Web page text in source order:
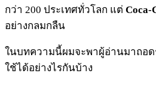
กว่า 200 ประเทศทั่วโลก แต่ Coca-
อย่างกลมกลืน
ในบทความนี้ผมจะพาผู้อ่านมาถอ
ใช้ได้อย่างไรกันบ้าง